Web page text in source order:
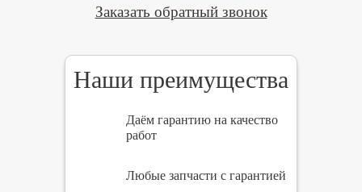
Заказать обратный звонок
Наши преимущества
Даём гарантию на качество
работ
Любые запчасти с гарантией